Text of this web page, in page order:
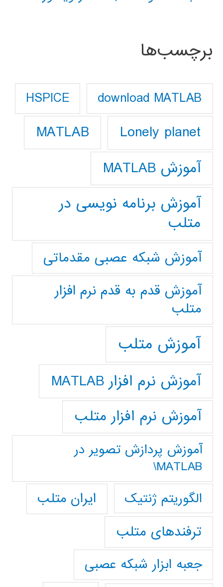
برچسب‌ها
download MATLAB
HSPICE
Lonely planet
MATLAB
آموزش MATLAB
آموزش برنامه نویسی در
متلب
آموزش شبکه عصبی مقدماتی
آموزش قدم به قدم نرم افزار
متلب
آموزش متلب
آموزش نرم افزار MATLAB
آموزش نرم افزار متلب
آموزش پردازش تصوير در
MATLAB\
الگوریتم ژنتیک
ایران متلب
ترفندهای متلب
جعبه ابزار شبکه عصبی